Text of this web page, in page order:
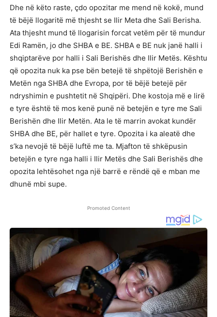
Dhe në këto raste, çdo opozitar me mend në kokë, mund
të bëjë llogaritë më thjesht se Ilir Meta dhe Sali Berisha.
Ata thjesht mund të llogarisin forcat vetëm për të mundur
Edi Ramën, jo dhe SHBA e BE. SHBA e BE nuk janë halli i
shqiptarëve por halli i Sali Berishës dhe Ilir Metës. Kështu
që opozita nuk ka pse bën betejë të shpëtojë Berishën e
Metën nga SHBA dhe Evropa, por të bëjë betejë për
ndryshimin e pushtetit në Shqipëri. Dhe kostoja më e lirë
e tyre është të mos kenë punë në betejën e tyre me Sali
Berishën dhe Ilir Metën. Ata le të marrin avokat kundër
SHBA dhe BE, për hallet e tyre. Opozita i ka aleatë dhe
s’ka nevojë të bëjë luftë me ta. Mjafton të shkëpusin
betejën e tyre nga halli i Ilir Metës dhe Sali Berishës dhe
opozita lehtësohet nga një barrë e rëndë që e mban me
dhunë mbi supe.
Promoted Content